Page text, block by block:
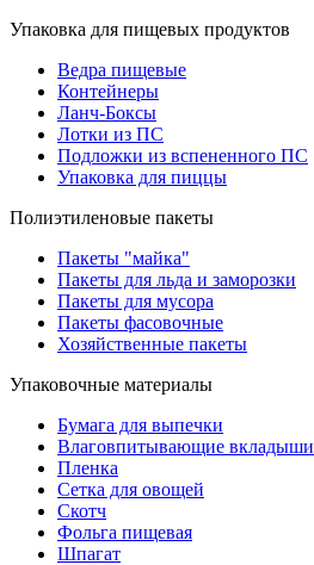
Упаковка для пищевых продуктов
Ведра пищевые
Контейнеры
Ланч-Боксы
Лотки из ПС
Подложки из вспененного ПС
Упаковка для пиццы
Полиэтиленовые пакеты
Пакеты "майка"
Пакеты для льда и заморозки
Пакеты для мусора
Пакеты фасовочные
Хозяйственные пакеты
Упаковочные материалы
Бумага для выпечки
Влаговпитывающие вкладыши
Пленка
Сетка для овощей
Скотч
Фольга пищевая
Шпагат